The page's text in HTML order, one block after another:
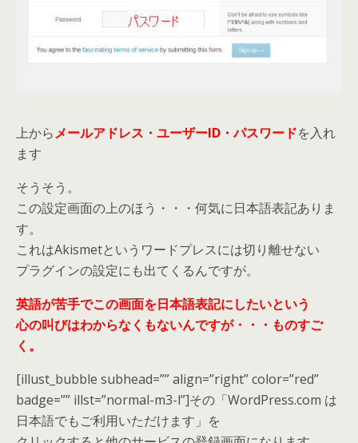
上からメールアドレス・ユーザーID・パスワードを入れ
ます
そうそう。
この設定画面の上のほう・・・何気に日本語表記ありま
す。
これはAkismetというワードプレスには切り離せない
プラグインの設定にも出てくるんですが。
英語が苦手でこの画面を日本語表記にしたいという
心の叫びはわからなくもないんですが・・・ものすご
く。
[illust_bubble subhead=”” align=”right” color=”red”
badge=”” illst=”normal-m3-l”]その「WordPress.com は
日本語でもご利用いただけます」を